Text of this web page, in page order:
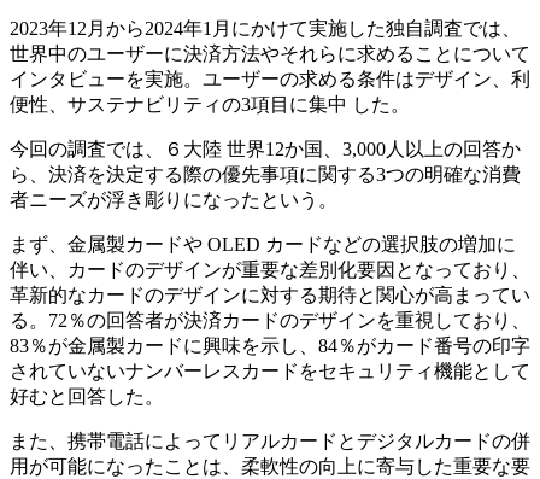
2023年12月から2024年1月にかけて実施した独自調査では、
世界中のユーザーに決済方法やそれらに求めることについて
インタビューを実施。ユーザーの求める条件はデザイン、利
便性、サステナビリティの3項目に集中 した。
今回の調査では、６大陸 世界12か国、3,000人以上の回答か
ら、決済を決定する際の優先事項に関する3つの明確な消費
者ニーズが浮き彫りになったという。
まず、金属製カードや OLED カードなどの選択肢の増加に
伴い、カードのデザインが重要な差別化要因となっており、
革新的なカードのデザインに対する期待と関心が高まってい
る。72％の回答者が決済カードのデザインを重視しており、
83％が金属製カードに興味を示し、84％がカード番号の印字
されていないナンバーレスカードをセキュリティ機能として
好むと回答した。
また、携帯電話によってリアルカードとデジタルカードの併
用が可能になったことは、柔軟性の向上に寄与した重要な要